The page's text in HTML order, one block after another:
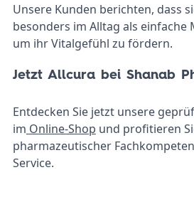
Unsere Kunden berichten, dass
besonders im Alltag als einfache
um ihr Vitalgefühl zu fördern.
Jetzt Allcura bei Shanab
Entdecken Sie jetzt unsere
im Online-Shop und profitieren
pharmazeutischer
Service.